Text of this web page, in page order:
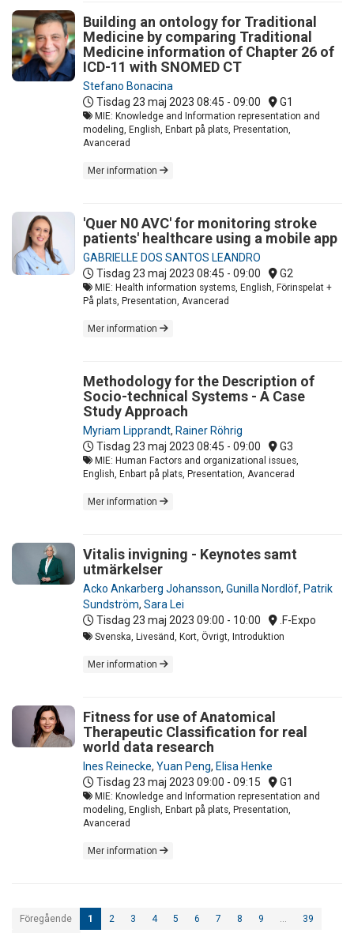
Building an ontology for Traditional
Medicine by comparing Traditional
Medicine information of Chapter 26 of
ICD-11 with SNOMED CT
Stefano Bonacina
Tisdag 23 maj 2023 08:45 - 09:00 G1
MIE: Knowledge and Information representation and
modeling, English, Enbart på plats, Presentation,
Avancerad
Mer information
'Quer N0 AVC' for monitoring stroke
patients' healthcare using a mobile app
GABRIELLE DOS SANTOS LEANDRO
Tisdag 23 maj 2023 08:45 - 09:00 G2
MIE: Health information systems, English, Förinspelat +
På plats, Presentation, Avancerad
Mer information
Methodology for the Description of
Socio-technical Systems - A Case
Study Approach
Myriam Lipprandt, Rainer Röhrig
Tisdag 23 maj 2023 08:45 - 09:00 G3
MIE: Human Factors and organizational issues,
English, Enbart på plats, Presentation, Avancerad
Mer information
Vitalis invigning - Keynotes samt
utmärkelser
Acko Ankarberg Johansson, Gunilla Nordlöf, Patrik
Sundström, Sara Lei
Tisdag 23 maj 2023 09:00 - 10:00 .F-Expo
Svenska, Livesänd, Kort, Övrigt, Introduktion
Mer information
Fitness for use of Anatomical
Therapeutic Classification for real
world data research
Ines Reinecke, Yuan Peng, Elisa Henke
Tisdag 23 maj 2023 09:00 - 09:15 G1
MIE: Knowledge and Information representation and
modeling, English, Enbart på plats, Presentation,
Avancerad
Mer information
Föregående 1 2 3 4 5 6 7 8 9 39